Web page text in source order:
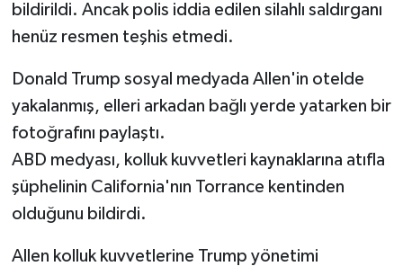
bildirildi. Ancak polis iddia edilen silahlı saldırganı
henüz resmen teşhis etmedi.
Donald Trump sosyal medyada Allen'in otelde
yakalanmış, elleri arkadan bağlı yerde yatarken bir
fotoğrafını paylaştı.
ABD medyası, kolluk kuvvetleri kaynaklarına atıfla
şüphelinin California'nın Torrance kentinden
olduğunu bildirdi.
Allen kolluk kuvvetlerine Trump yönetimi